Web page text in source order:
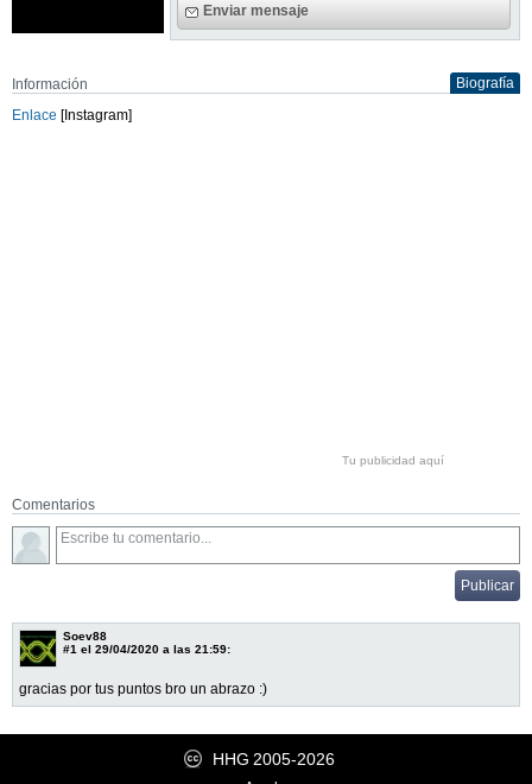
Enviar mensaje
Información
Biografía
Enlace [Instagram]
Tu publicidad aquí
Comentarios
Soev88
#1 el 29/04/2020 a las 21:59:
gracias por tus puntos bro un abrazo :)
HHG 2005-2026